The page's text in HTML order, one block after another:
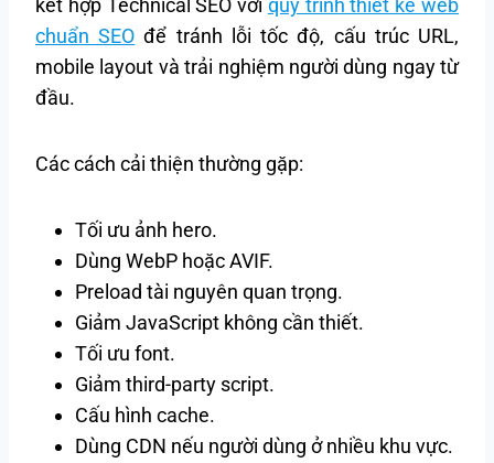
chuẩn SEO để tránh lỗi tốc độ, cấu trúc URL,
mobile layout và trải nghiệm người dùng ngay từ
đầu.
Các cách cải thiện thường gặp:
Tối ưu ảnh hero.
Dùng WebP hoặc AVIF.
Preload tài nguyên quan trọng.
Giảm JavaScript không cần thiết.
Tối ưu font.
Giảm third-party script.
Cấu hình cache.
Dùng CDN nếu người dùng ở nhiều khu vực.